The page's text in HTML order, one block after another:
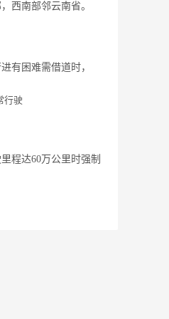
西南部邻云南省。
有困难需借道时，
行驶
程达60万公里时强制